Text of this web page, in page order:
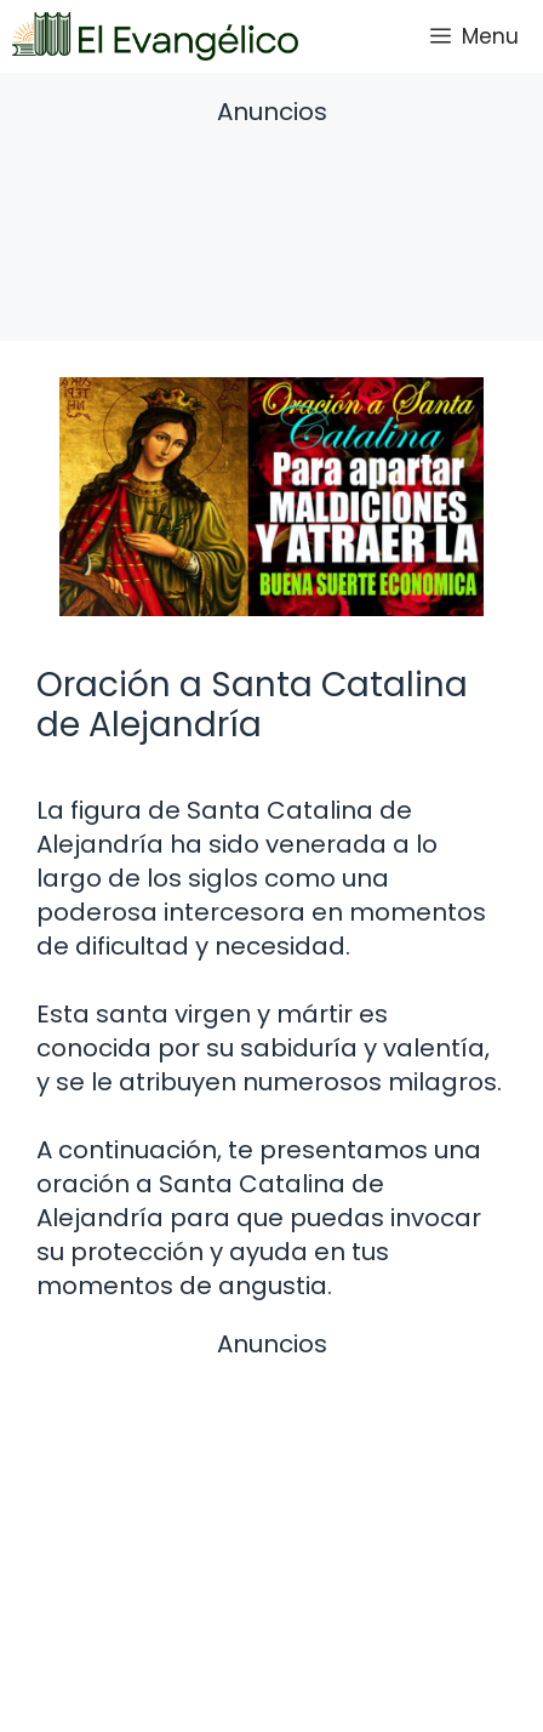
Saltar
al
Menu
Anuncios
Oración a Santa Catalina
de Alejandría
La figura de Santa Catalina de
Alejandría ha sido venerada a lo
largo de los siglos como una
poderosa intercesora en momentos
de dificultad y necesidad.
Esta santa virgen y mártir es
conocida por su sabiduría y valentía,
y se le atribuyen numerosos milagros.
A continuación, te presentamos una
oración a Santa Catalina de
Alejandría para que puedas invocar
su protección y ayuda en tus
momentos de angustia.
Anuncios